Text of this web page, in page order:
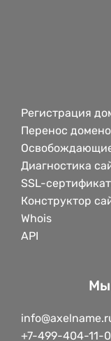
Регистрация
Перенос
Диагностика
SSL-
Конструктор
Whois
API
Мы
+7-499-404-11-